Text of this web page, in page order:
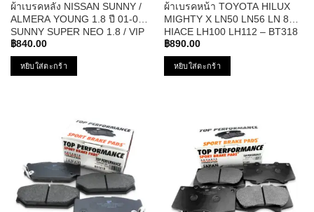
ผ้าเบรคหลัง NISSAN SUNNY /
ALMERA YOUNG 1.8 ปี 01-03
SUNNY SUPER NEO 1.8 / VIP
NEO ปี 03-ON CEFIRO A33 VQ
฿840.00
หยิบใส่ตะกร้า
ผ้าเบรคหน้า TOYOTA HILUX
MIGHTY X LN50 LN56 LN 85 /
HIACE LH100 LH112 – BT318
฿890.00
หยิบใส่ตะกร้า